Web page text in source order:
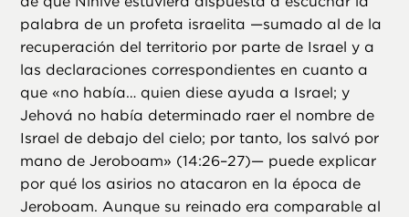
palabra de un profeta israelita —sumado al de la
recuperación del territorio por parte de Israel y a
las declaraciones correspondientes en cuanto a
que «no había… quien diese ayuda a Israel; y
Jehová no había determinado raer el nombre de
Israel de debajo del cielo; por tanto, los salvó por
mano de Jeroboam» (14:26–27)— puede explicar
por qué los asirios no atacaron en la época de
Jeroboam. Aunque su reinado era comparable al